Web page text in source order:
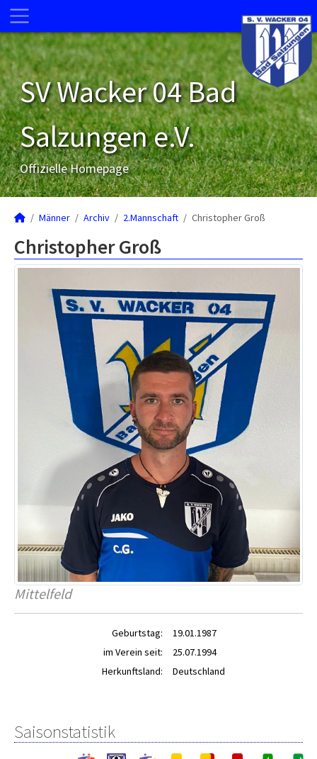
SV Wacker 04 Bad
Salzungen e.V.
Offizielle Homepage
Männer Archiv 2.Mannschaft Christopher Groß
Christopher Groß
Mittelfeld
Geburtstag:
19.01.1987
im Verein seit:
25.07.1994
Herkunftsland:
Deutschland
Saisonstatistik